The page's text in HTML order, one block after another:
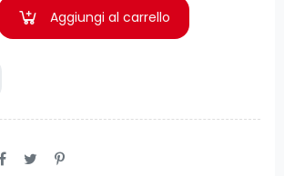
Aggiungi al carrello